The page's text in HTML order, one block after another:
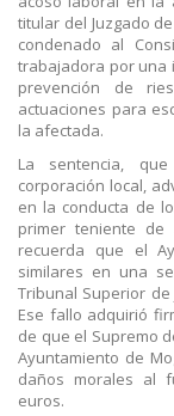
titular del Juzgado
condenado al
trabajadora por una
prevención de
actuaciones para
la afectada.
La sentencia,
corporación local,
en la conducta de
primer teniente de
recuerda que el
similares en una
Tribunal Superior de
Ese fallo adquirió
de que el Supremo
Ayuntamiento de
daños morales al
euros.